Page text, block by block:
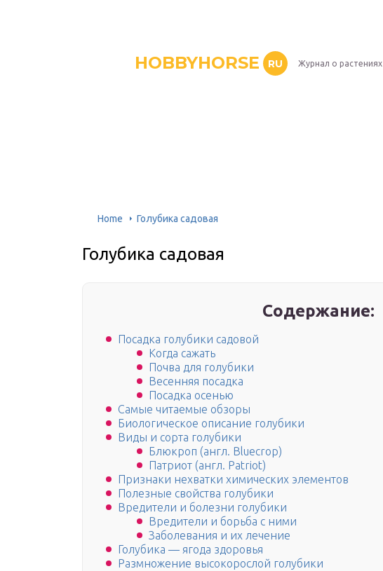
HOBBYHORSE RU Журнал о растениях
Home Голубика садовая
Голубика садовая
Содержание:
Посадка голубики садовой
Когда сажать
Почва для голубики
Весенняя посадка
Посадка осенью
Самые читаемые обзоры
Биологическое описание голубики
Виды и сорта голубики
Блюкроп (англ. Bluecrop)
Патриот (англ. Patriot)
Признаки нехватки химических элементов
Полезные свойства голубики
Вредители и болезни голубики
Вредители и борьба с ними
Заболевания и их лечение
Голубика — ягода здоровья
Размножение высокорослой голубики